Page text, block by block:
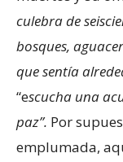
culebra de
bosques,
que sentía
“escucha una
paz”. Por
emplumada,